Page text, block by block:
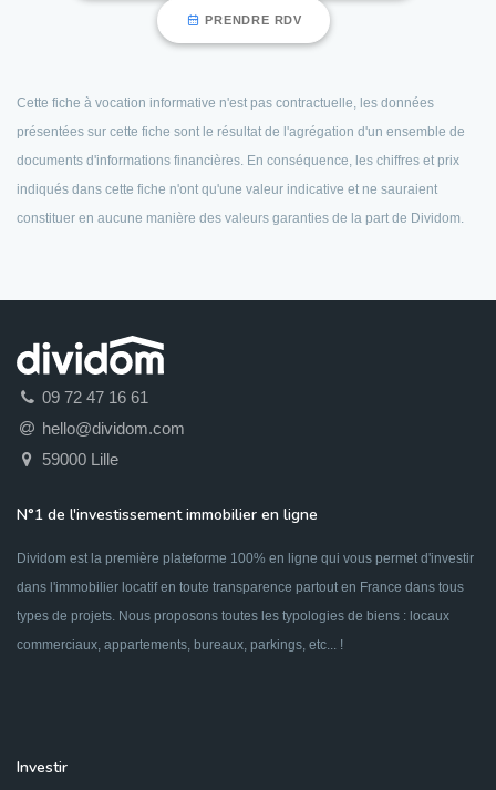
PRENDRE RDV
Cette fiche à vocation informative n'est pas contractuelle, les données
présentées sur cette fiche sont le résultat de l'agrégation d'un ensemble de
documents d'informations financières. En conséquence, les chiffres et prix
indiqués dans cette fiche n'ont qu'une valeur indicative et ne sauraient
constituer en aucune manière des valeurs garanties de la part de Dividom.
09 72 47 16 61
hello@dividom.com
59000 Lille
N°1 de l'investissement immobilier en ligne
Dividom est la première plateforme 100% en ligne qui vous permet d'investir
dans l'immobilier locatif en toute transparence partout en France dans tous
types de projets. Nous proposons toutes les typologies de biens : locaux
commerciaux, appartements, bureaux, parkings, etc... !
Investir